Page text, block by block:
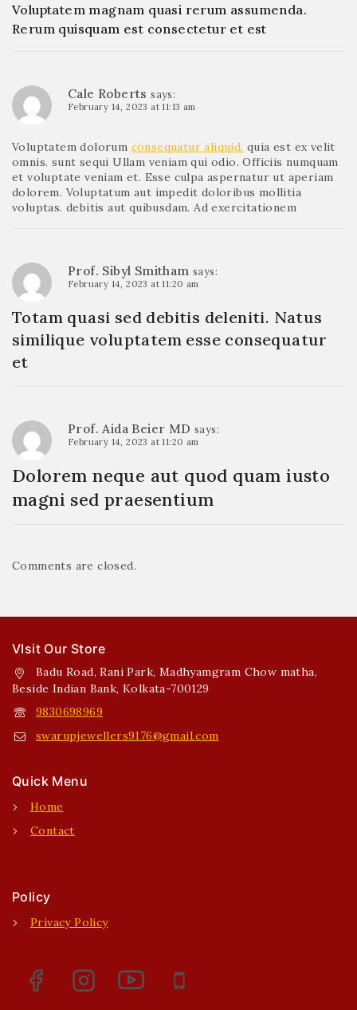
Voluptatem magnam quasi rerum assumenda.
Rerum quisquam est consectetur et est
Cale Roberts says:
February 14, 2023 at 11:13 am
Voluptatem dolorum consequatur aliquid. quia est ex velit
omnis. sunt sequi Ullam veniam qui odio. Officiis numquam
et voluptate veniam et. Esse culpa aspernatur ut aperiam
dolorem. Voluptatum aut impedit doloribus mollitia
voluptas. debitis aut quibusdam. Ad exercitationem
Prof. Sibyl Smitham says:
February 14, 2023 at 11:20 am
Totam quasi sed debitis deleniti. Natus
similique voluptatem esse consequatur
et
Prof. Aida Beier MD says:
February 14, 2023 at 11:20 am
Dolorem neque aut quod quam iusto
magni sed praesentium
Comments are closed.
VIsit Our Store
Badu Road, Rani Park, Madhyamgram Chow matha,
Beside Indian Bank, Kolkata-700129
9830698969
swarupjewellers9176@gmail.com
Quick Menu
Home
Contact
Policy
Privacy Policy